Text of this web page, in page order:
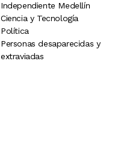
Independiente Medellín
Ciencia y Tecnología
Política
Personas desaparecidas y
extraviadas